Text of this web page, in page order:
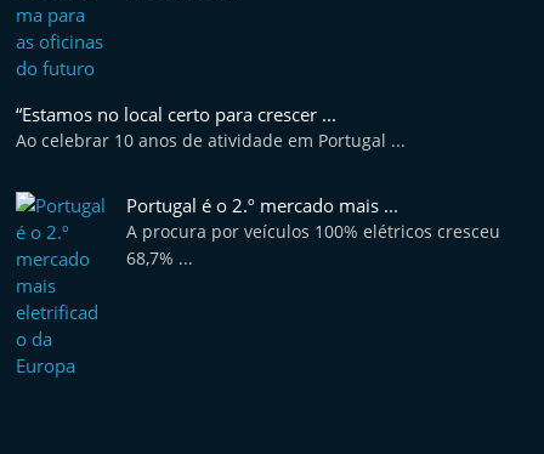
e
l
m
P
“Estamos no local certo para crescer ...
Ao celebrar 10 anos de atividade em Portugal ...
Portugal é o 2.º mercado mais ...
A procura por veículos 100% elétricos cresceu
68,7% ...